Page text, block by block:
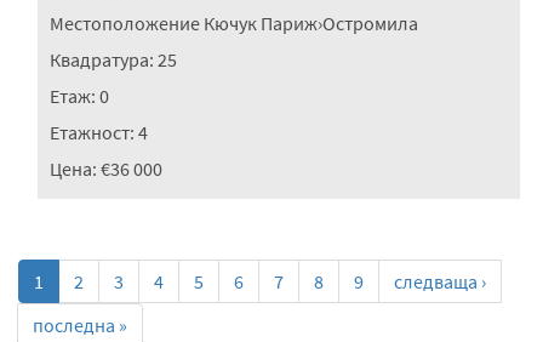
Местоположение Кючук Париж›Остромила
Квадратура: 25
Етаж: 0
Етажност: 4
Цена: €36 000
1 2 3 4 5 6 7 8 9
следваща ›
последна »